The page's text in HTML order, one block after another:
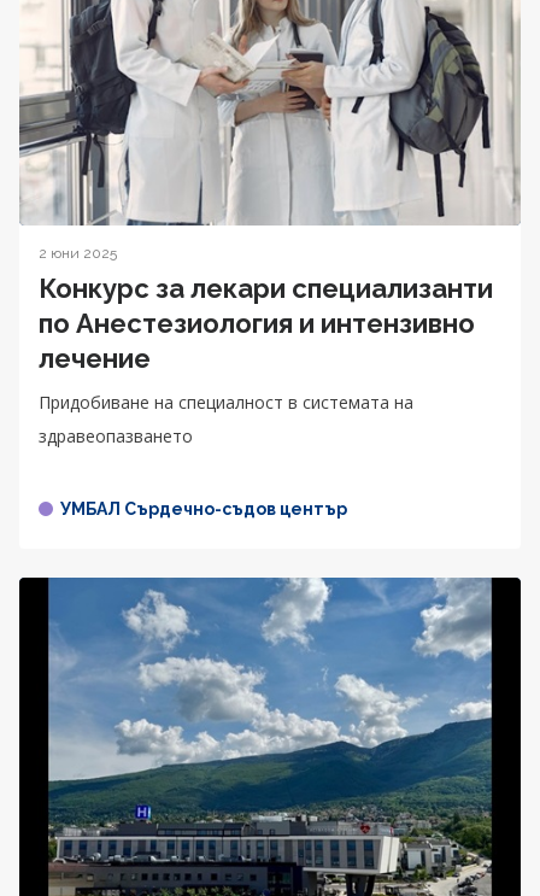
2 юни 2025
Конкурс за лекари специализанти
по Анестезиология и интензивно
лечение
Придобиване на специалност в системата на
здравеопазването
УМБАЛ Сърдечно-съдов център